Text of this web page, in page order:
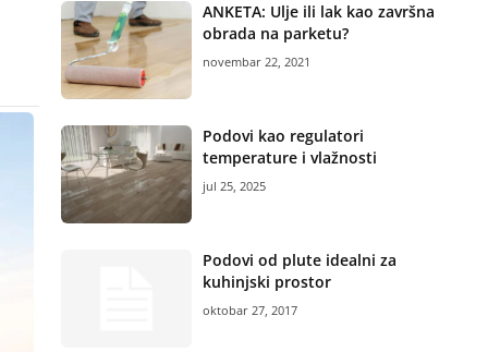
ANKETA: Ulje ili lak kao završna
obrada na parketu?
novembar 22, 2021
Podovi kao regulatori
temperature i vlažnosti
jul 25, 2025
Podovi od plute idealni za
kuhinjski prostor
oktobar 27, 2017